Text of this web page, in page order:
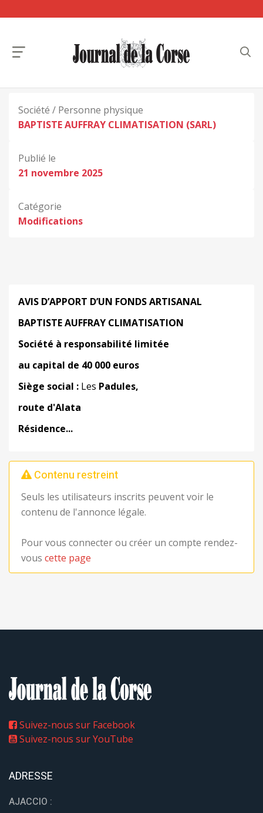
Société / Personne physique
BAPTISTE AUFFRAY CLIMATISATION (SARL)
Publié le
21 novembre 2025
Catégorie
Modifications
AVIS D’APPORT D’UN FONDS ARTISANAL
BAPTISTE AUFFRAY CLIMATISATION
Société à responsabilité limitée
au capital de 40 000 euros
Siège social : Les Padules,
route d'Alata
Résidence...
Contenu restreint
Seuls les utilisateurs inscrits peuvent voir le
contenu de l'annonce légale.
Pour vous connecter ou créer un compte rendez-
vous cette page
Suivez-nous sur Facebook
Suivez-nous sur YouTube
ADRESSE
AJACCIO :